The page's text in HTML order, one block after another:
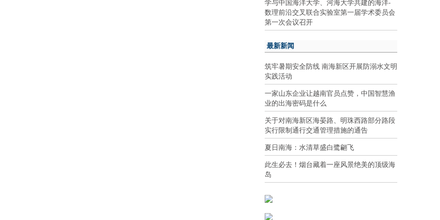
数理前沿交叉联合实验室第一届学术委员会
第一次会议召开
最新新闻
筑牢暑期安全防线 南海新区开展防溺水文明
实践活动
一家山东企业让越南官员点赞，中国智慧渔
业的出海密码是什么
关于对南海新区海晏路、明珠西路部分路段
实行限制通行交通管理措施的通告
夏日南海：水清草盛白鹭翩飞
此生必去！烟台藏着一座风景绝美的顶级海
岛